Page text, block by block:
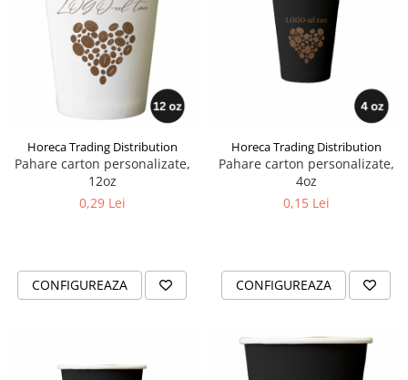
Horeca Trading Distribution
Pahare carton personalizate,
12oz
0,29 Lei
CONFIGUREAZA
Horeca Trading Distribution
Pahare carton personalizate,
4oz
0,15 Lei
CONFIGUREAZA